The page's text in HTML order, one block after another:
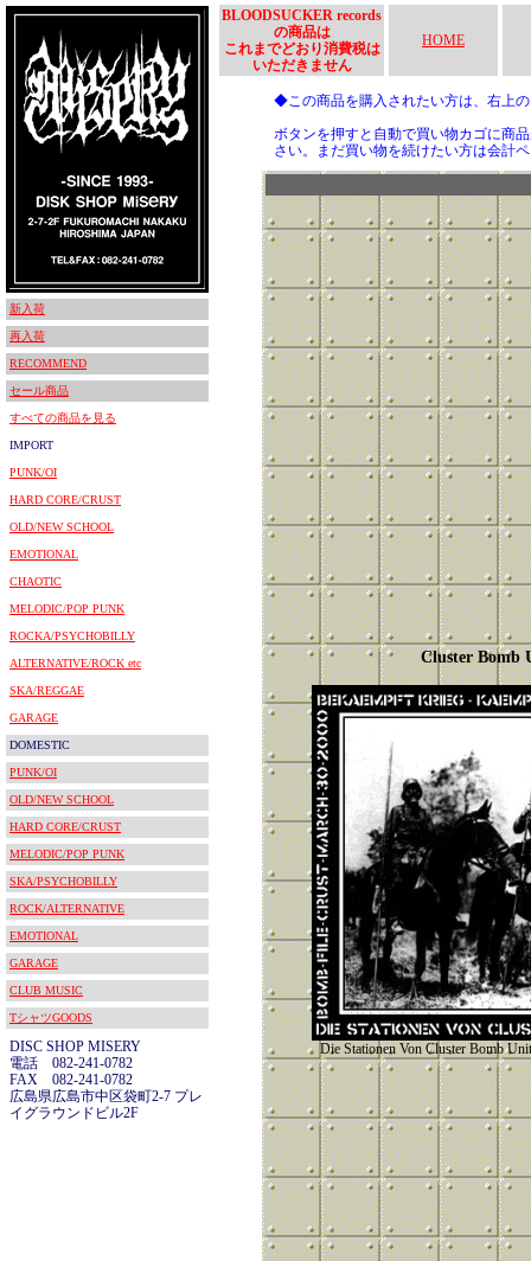
新入荷
再入荷
RECOMMEND
セール商品
すべての商品を見る
IMPORT
PUNK/OI
HARD CORE/CRUST
OLD/NEW SCHOOL
EMOTIONAL
CHAOTIC
MELODIC/POP PUNK
ROCKA/PSYCHOBILLY
ALTERNATIVE/ROCK etc
SKA/REGGAE
GARAGE
DOMESTIC
PUNK/OI
OLD/NEW SCHOOL
HARD CORE/CRUST
MELODIC/POP PUNK
SKA/PSYCHOBILLY
ROCK/ALTERNATIVE
EMOTIONAL
GARAGE
CLUB MUSIC
TシャツGOODS
DISC SHOP MISERY
電話 082-241-0782
FAX 082-241-0782
広島県広島市中区袋町2-7 プレ
イグラウンドビル2F
BLOODSUCKER records
の商品は
これまでどおり消費税は
いただきません
HOME
◆この商品を購入されたい方は、右上
ボタンを押すと自動で買い物カゴに商
さい。まだ買い物を続けたい方は会計
Cluster Bomb
Die Stationen Von Cluster Bomb